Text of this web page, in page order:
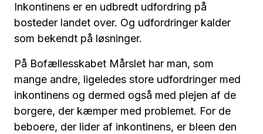
Inkontinens er en udbredt udfordring på
bosteder landet over. Og udfordringer kalder
som bekendt på løsninger.
På Bofællesskabet Mårslet har man, som
mange andre, ligeledes store udfordringer med
inkontinens og dermed også med plejen af de
borgere, der kæmper med problemet. For de
beboere, der lider af inkontinens, er bleen den